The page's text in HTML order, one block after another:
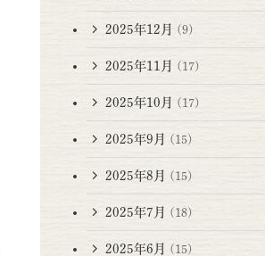
2025年12月 (9)
2025年11月 (17)
2025年10月 (17)
2025年9月 (15)
2025年8月 (15)
2025年7月 (18)
2025年6月 (15)